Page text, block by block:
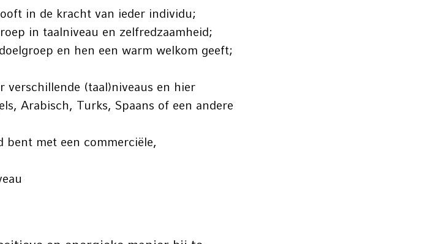
in de kracht van ieder individu;
in taalniveau en zelfredzaamheid;
en hen een warm welkom geeft;
verschillende (taal)niveaus en hier
Arabisch, Turks, Spaans of een andere
bent met een commerciële,